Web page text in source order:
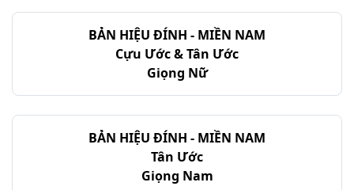
Ê-xê-chi-ên - Chương 37
Ê-xê-chi-ên - Chương 38
Ê-xê-chi-ên - Chương 40
Ê-xê-chi-ên - Chương 41
BẢN HIỆU ĐÍNH - MIỀN NAM
Cựu Ước & Tân Ước
Giọng Nữ
BẢN HIỆU ĐÍNH - MIỀN NAM
Tân Ước
Giọng Nam